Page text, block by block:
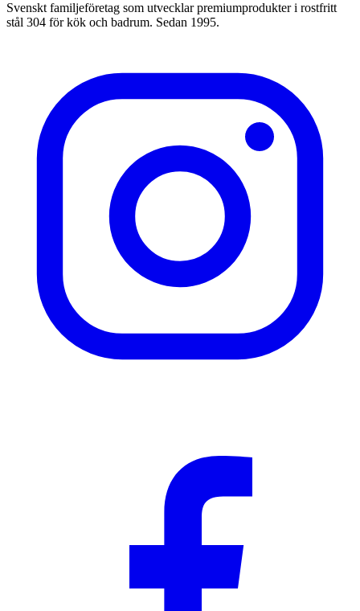
Svenskt familjeföretag som utvecklar premiumprodukter i rostfritt
stål 304 för kök och badrum. Sedan 1995.